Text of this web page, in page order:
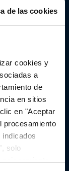
de las cookies
cookies y
a
de
en sitios
en "Aceptar
procesamiento
solo
sanitarios de
00103, SC-
SC-ES-